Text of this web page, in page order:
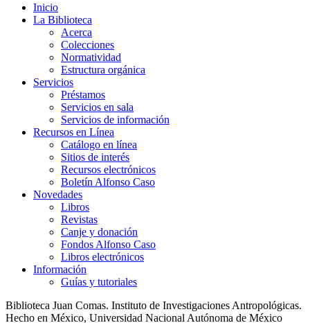
Inicio
La Biblioteca
Acerca
Colecciones
Normatividad
Estructura orgánica
Servicios
Préstamos
Servicios en sala
Servicios de información
Recursos en Línea
Catálogo en línea
Sitios de interés
Recursos electrónicos
Boletín Alfonso Caso
Novedades
Libros
Revistas
Canje y donación
Fondos Alfonso Caso
Libros electrónicos
Información
Guías y tutoriales
Biblioteca Juan Comas. Instituto de Investigaciones Antropológicas.
Hecho en México, Universidad Nacional Autónoma de México